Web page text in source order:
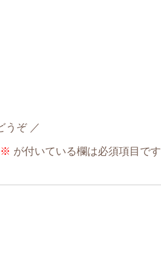
うぞ
※ が付いている欄は必須項目です